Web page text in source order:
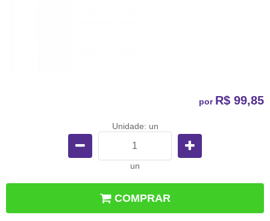
por R$ 99,85
Unidade: un
un
COMPRAR